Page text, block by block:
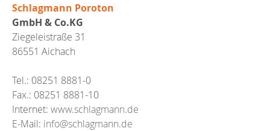
Schlagmann Poroton
GmbH & Co.KG
Ziegeleistraße 31
86551 Aichach
Tel.: 08251 8881-0
Fax.: 08251 8881-10
Internet: www.schlagmann.de
E-Mail: info@schlagmann.de